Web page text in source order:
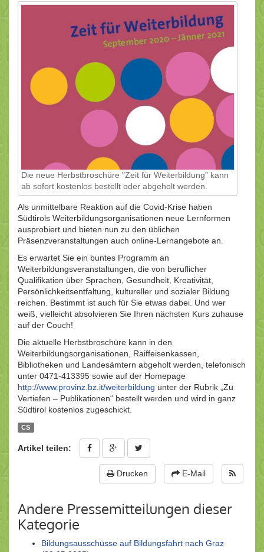
Die neue Herbstbroschüre "Zeit für Weiterbildung" kann
ab sofort kostenlos bestellt oder abgeholt werden.
Als unmittelbare Reaktion auf die Covid-Krise haben
Südtirols Weiterbildungsorganisationen neue Lernformen
ausprobiert und bieten nun zu den üblichen
Präsenzveranstaltungen auch online-Lernangebote an.
Es erwartet Sie ein buntes Programm an
Weiterbildungsveranstaltungen, die von beruflicher
Qualifikation über Sprachen, Gesundheit, Kreativität,
Persönlichkeitsentfaltung, kultureller und sozialer Bildung
reichen. Bestimmt ist auch für Sie etwas dabei. Und wer
weiß, vielleicht absolvieren Sie Ihren nächsten Kurs zuhause
auf der Couch!
Die aktuelle Herbstbroschüre kann in den
Weiterbildungsorganisationen, Raiffeisenkassen,
Bibliotheken und Landesämtern abgeholt werden, telefonisch
unter 0471-413395 sowie auf der Homepage
http://www.provinz.bz.it/weiterbildung unter der Rubrik „Zu
Vertiefen – Publikationen“ bestellt werden und wird in ganz
Südtirol kostenlos zugeschickt.
CS
Artikel teilen:
Drucken E-Mail
Andere Pressemitteilungen dieser
Kategorie
Bildungsausschüsse auf Bildungsfahrt nach Graz